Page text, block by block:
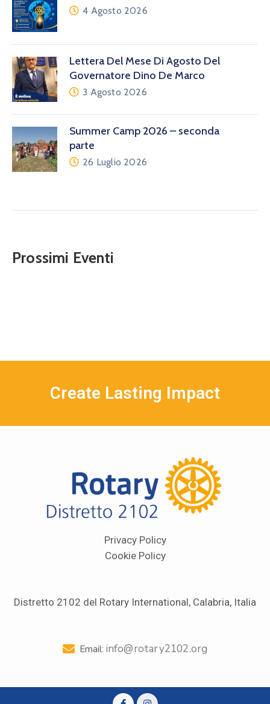
4 Agosto 2026
Lettera Del Mese Di Agosto Del
Governatore Dino De Marco
3 Agosto 2026
Summer Camp 2026 – seconda
parte
26 Luglio 2026
Prossimi Eventi
Create Lasting Impact
Privacy Policy
Cookie Policy
Distretto 2102 del Rotary International, Calabria, Italia
Email: info@rotary2102.org